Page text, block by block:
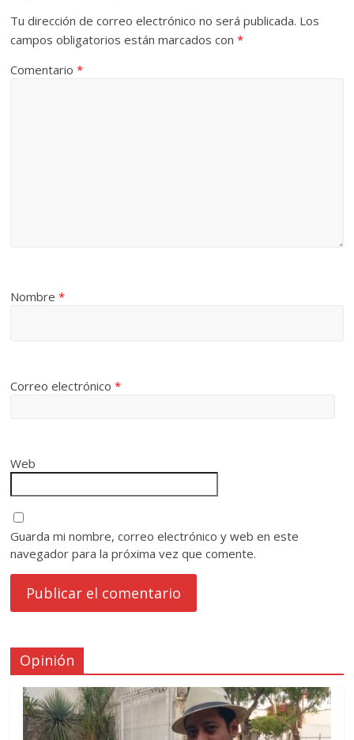
Tu dirección de correo electrónico no será publicada. Los
campos obligatorios están marcados con*
Comentario*
Nombre*
Correo electrónico*
Web
Guarda mi nombre, correo electrónico y web en este
navegador para la próxima vez que comente.
Opinión